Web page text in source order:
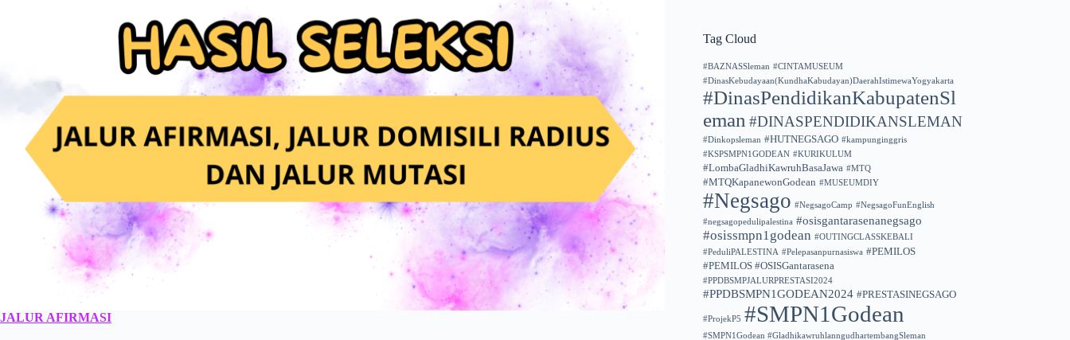
JALUR AFIRMASI
Tag Cloud
#BAZNASSleman #CINTAMUSEUM
#DinasKebudayaan(KundhaKabudayan)DaerahIstimewaYogyakarta
#DinasPendidikanKabupatenSl
eman #DINASPENDIDIKANSLEMAN
#Dinkopsleman #HUTNEGSAGO #kampunginggris
#KSPSMPN1GODEAN #KURIKULUM
#LombaGladhiKawruhBasaJawa #MTQ
#MTQKapanewonGodean #MUSEUMDIY
#Negsago #NegsagoCamp #NegsagoFunEnglish
#negsagopedulipalestina #osisgantarasenanegsago
#osissmpn1godean #OUTINGCLASSKEBALI
#PeduliPALESTINA #Pelepasanpurnasiswa #PEMILOS
#PEMILOS #OSISGantarasena
#PPDBSMPJALURPRESTASI2024
#PPDBSMPN1GODEAN2024 #PRESTASINEGSAGO
#ProjekP5 #SMPN1Godean
#SMPN1Godean #GladhikawruhlanngudhartembangSleman